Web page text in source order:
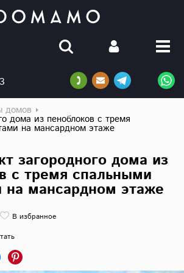
домов
дома из пеноблоков с тремя
на мансардном этаже
загородного дома из
с тремя спальными
на мансардном этаже
В избранное